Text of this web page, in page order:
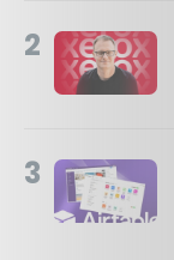
2
3